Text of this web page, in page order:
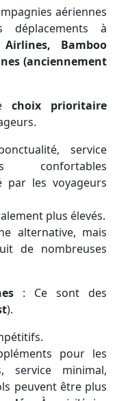
aériennes
déplacements à
Bamboo
(anciennement
choix prioritaire
service
confortables
par les voyageurs
plus élevés.
alternative, mais
de nombreuses
: Ce sont des
).
pour les
service minimal,
peuvent être plus